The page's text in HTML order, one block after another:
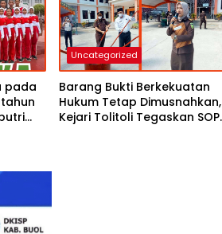
pada
Uncategorized
Barang Bukti Berkekuatan
Hukum Tetap Dimusnahkan,
Kejari Tolitoli Tegaskan SOP